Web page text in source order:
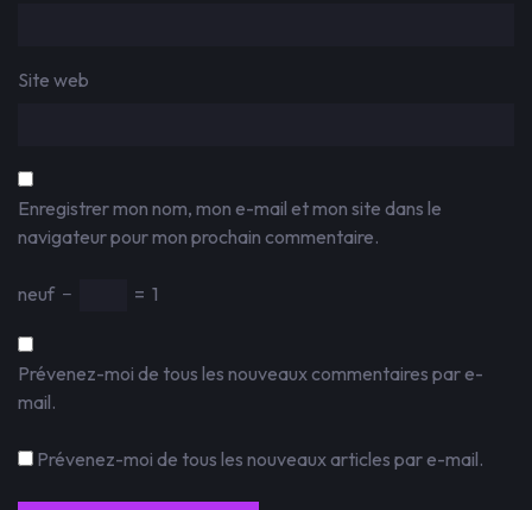
Site web
Enregistrer mon nom, mon e-mail et mon site dans le
navigateur pour mon prochain commentaire.
neuf − = 1
Prévenez-moi de tous les nouveaux commentaires par e-
mail.
Prévenez-moi de tous les nouveaux articles par e-mail.